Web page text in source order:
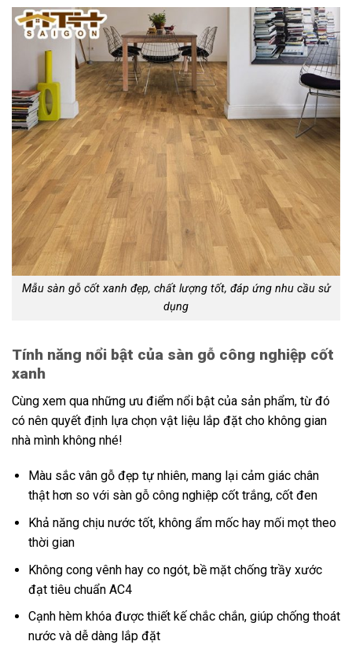
Mẫu sàn gỗ cốt xanh đẹp, chất lượng tốt, đáp ứng nhu cầu sử
dụng
Tính năng nổi bật của sàn gỗ công nghiệp cốt
xanh
Cùng xem qua những ưu điểm nổi bật của sản phẩm, từ đó
có nên quyết định lựa chọn vật liệu lắp đặt cho không gian
nhà mình không nhé!
Màu sắc vân gỗ đẹp tự nhiên, mang lại cảm giác chân
thật hơn so với sàn gỗ công nghiệp cốt trắng, cốt đen
Khả năng chịu nước tốt, không ẩm mốc hay mối mọt theo
thời gian
Không cong vênh hay co ngót, bề mặt chống trầy xước
đạt tiêu chuẩn AC4
Cạnh hèm khóa được thiết kế chắc chắn, giúp chống thoát
nước và dễ dàng lắp đặt